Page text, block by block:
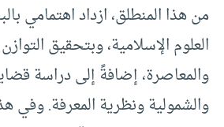
من هذا المنطلق، ازداد اهتمامي
العلوم الإسلامية، وبتحقيق
والمعاصرة، إضافةً إلى دراسة
والشمولية ونظرية المعرفة. وفي